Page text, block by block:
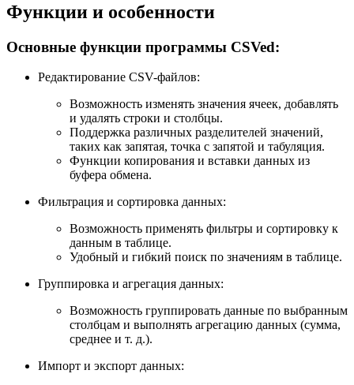
Функции и особенности
Основные функции программы CSVed:
Редактирование CSV-файлов:
Возможность изменять значения ячеек, добавлять
и удалять строки и столбцы.
Поддержка различных разделителей значений,
таких как запятая, точка с запятой и табуляция.
Функции копирования и вставки данных из
буфера обмена.
Фильтрация и сортировка данных:
Возможность применять фильтры и сортировку к
данным в таблице.
Удобный и гибкий поиск по значениям в таблице.
Группировка и агрегация данных:
Возможность группировать данные по выбранным
столбцам и выполнять агрегацию данных (сумма,
среднее и т. д.).
Импорт и экспорт данных: